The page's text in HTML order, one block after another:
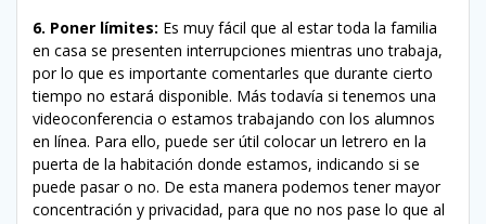
6. Poner límites: Es muy fácil que al estar toda la familia
en casa se presenten interrupciones mientras uno trabaja,
por lo que es importante comentarles que durante cierto
tiempo no estará disponible. Más todavía si tenemos una
videoconferencia o estamos trabajando con los alumnos
en línea. Para ello, puede ser útil colocar un letrero en la
puerta de la habitación donde estamos, indicando si se
puede pasar o no. De esta manera podemos tener mayor
concentración y privacidad, para que no nos pase lo que al